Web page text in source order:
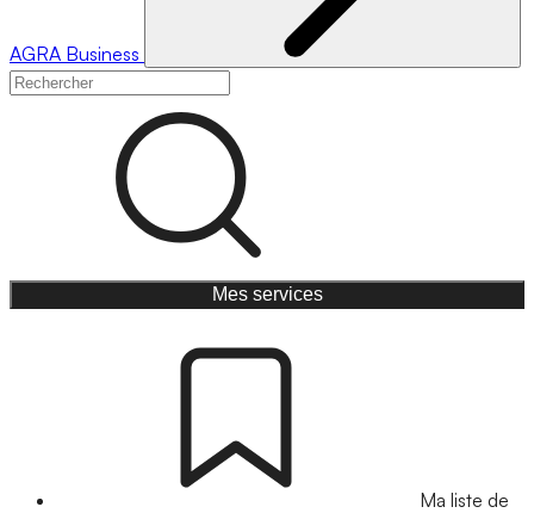
AGRA Business
Mes services
Ma liste de